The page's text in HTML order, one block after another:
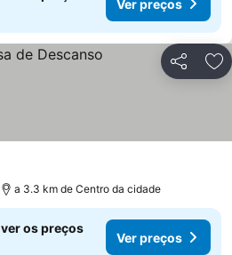
Ver preços
Partilhar
a 3.3 km de Centro da cidade
os preços
Ver preços